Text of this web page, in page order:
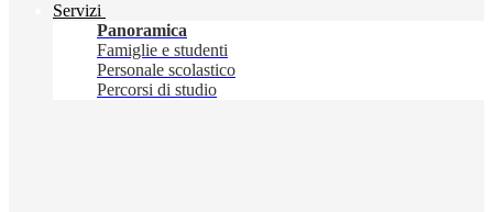
Servizi
Panoramica
Famiglie e studenti
Personale scolastico
Percorsi di studio